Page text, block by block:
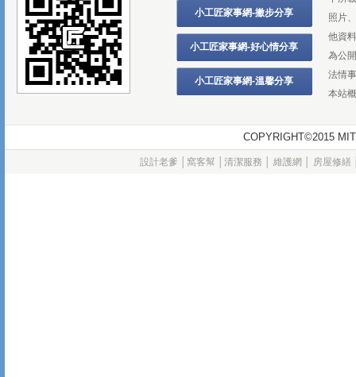
小工匠家事網-撇步分享
小工匠家事網-好心情分享
小工匠家事網-溫馨分享
照片
他資
為公
法情
本站
COPYRIGHT©2015
設計老爹 窩客幫 清潔服務 維護網 房屋修繕